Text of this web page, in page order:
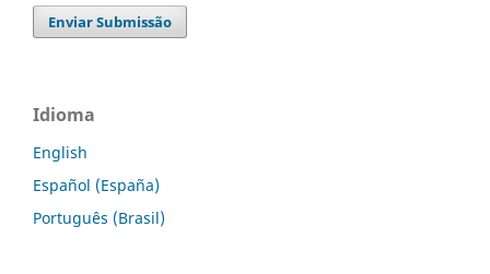
Enviar Submissão
Idioma
English
Español (España)
Português (Brasil)